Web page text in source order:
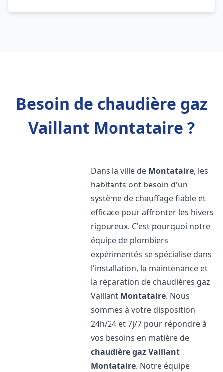
Besoin de chaudière gaz
Vaillant Montataire ?
Dans la ville de Montataire, les
habitants ont besoin d'un
système de chauffage fiable et
efficace pour affronter les hivers
rigoureux. C'est pourquoi notre
équipe de plombiers
expérimentés se spécialise dans
l'installation, la maintenance et
la réparation de chaudières gaz
Vaillant Montataire. Nous
sommes à votre disposition
24h/24 et 7j/7 pour répondre à
vos besoins en matière de
chaudière gaz Vaillant
Montataire. Notre équipe